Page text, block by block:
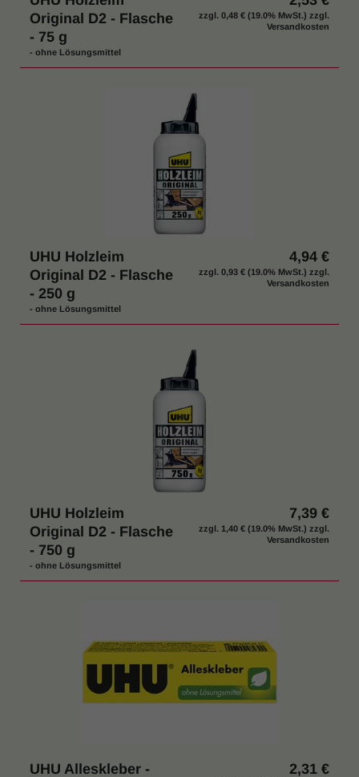
Original D2 - Flasche
- 75 g
- ohne Lösungsmittel
zzgl. 0,48 € (19.0% MwSt.) zzgl.
Versandkosten
UHU Holzleim
Original D2 - Flasche
- 250 g
- ohne Lösungsmittel
4,94 €
zzgl. 0,93 € (19.0% MwSt.) zzgl.
Versandkosten
UHU Holzleim
Original D2 - Flasche
- 750 g
- ohne Lösungsmittel
7,39 €
zzgl. 1,40 € (19.0% MwSt.) zzgl.
Versandkosten
UHU Alleskleber -
2,31 €